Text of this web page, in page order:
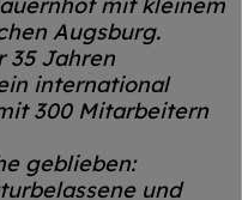
Augsburg.
35 Jahren
international
300 Mitarbeitern
geblieben:
und